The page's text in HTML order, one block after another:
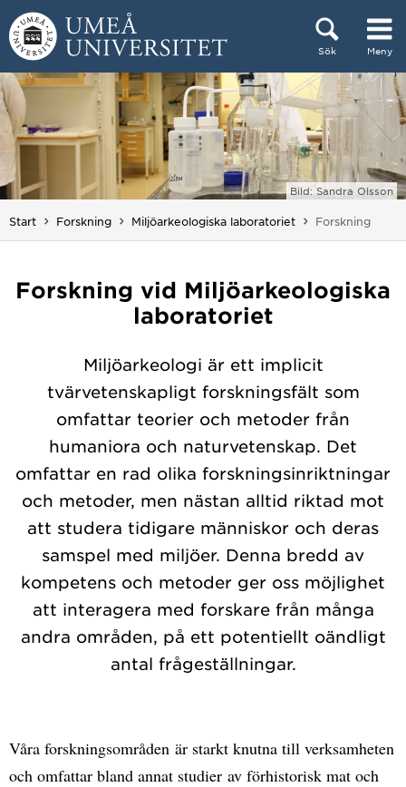
Hoppa direkt till innehållet
Sök Meny
Huvudmenyn dold.
Bild: Sandra Olsson
Start Forskning Miljöarkeologiska laboratoriet Du är här:
Forskning
Forskning vid Miljöarkeologiska
laboratoriet
Miljöarkeologi är ett implicit
tvärvetenskapligt forskningsfält som
omfattar teorier och metoder från
humaniora och naturvetenskap. Det
omfattar en rad olika forskningsinriktningar
och metoder, men nästan alltid riktad mot
att studera tidigare människor och deras
samspel med miljöer. Denna bredd av
kompetens och metoder ger oss möjlighet
att interagera med forskare från många
andra områden, på ett potentiellt oändligt
antal frågeställningar.
Våra forskningsområden är starkt knutna till verksamheten
och omfattar bland annat studier av förhistorisk mat och